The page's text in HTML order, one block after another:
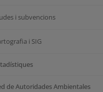
i subvencions
i SIG
de Autoridades Ambientales